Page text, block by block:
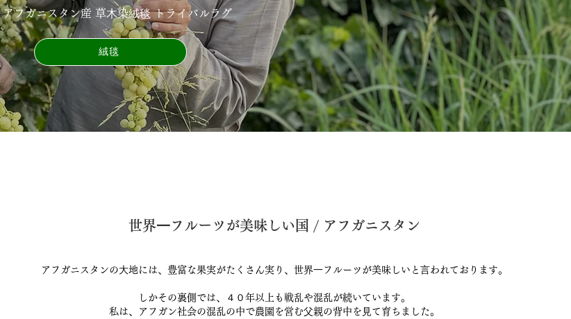
アフガニスタン産 草⽊染絨毯 トライバルラグ
絨毯
世界⼀フルーツが美味しい国 / アフガニスタン
アフガニスタンの⼤地には、豊富な果実がたくさん実り、世界⼀フルーツが美味しいと⾔われております。
しかその裏側では、４０年以上も戦乱や混乱が続いています。
私は、アフガン社会の混乱の中で農園を営む⽗親の背中を⾒て育ちました。